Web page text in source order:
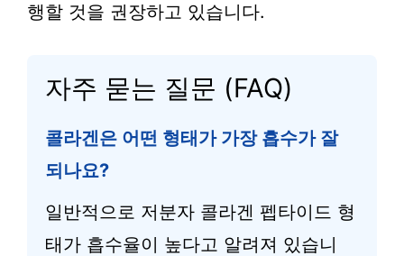
행할 것을 권장하고 있습니다.
자주 묻는 질문 (FAQ)
콜라겐은 어떤 형태가 가장 흡수가 잘
되나요?
일반적으로 저분자 콜라겐 펩타이드 형
태가 흡수율이 높다고 알려져 있습니